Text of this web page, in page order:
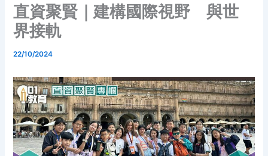
直資聚賢｜建構國際視野 與世
界接軌
22/10/2024